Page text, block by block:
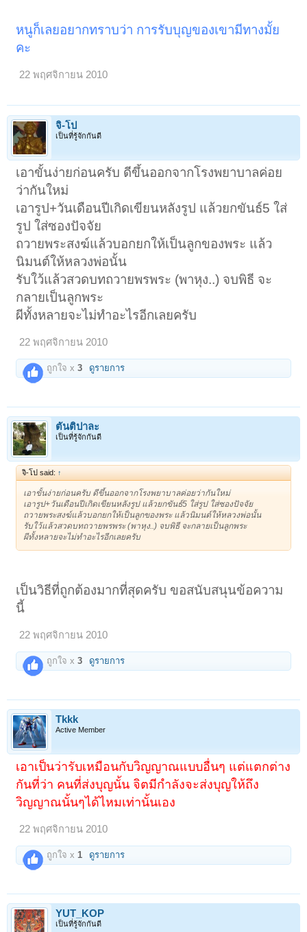
หนูก็เลยอยากทราบว่า การรับบุญของเขามีทางมั้ย
คะ
22 พฤศจิกายน 2010
จิ-โป
เป็นที่รู้จักกันดี
เอาขั้นง่ายก่อนครับ ดีขึ้นออกจากโรงพยาบาลค่อย
ว่ากันใหม่
เอารูป+วันเดือนปีเกิดเขียนหลังรูป แล้วยกขันธ์5 ใส่
รูป ใส่ซองปัจจัย
ถวายพระสงฆ์แล้วบอกยกให้เป็นลูกของพระ แล้ว
นิมนต์ให้หลวงพ่อนั้น
รับใว้แล้วสวดบทถวายพรพระ (พาหุง..) จบพิธี จะ
กลายเป็นลูกพระ
ผีทั้งหลายจะไม่ทำอะไรอีกเลยครับ
22 พฤศจิกายน 2010
ถูกใจ x3 ดูรายการ
ตันติปาละ
เป็นที่รู้จักกันดี
จิ-โป said: ↑
เอาขั้นง่ายก่อนครับ ดีขึ้นออกจากโรงพยาบาลค่อยว่ากันใหม่
เอารูป+วันเดือนปีเกิดเขียนหลังรูป แล้วยกขันธ์5 ใส่รูป ใส่ซองปัจจัย
ถวายพระสงฆ์แล้วบอกยกให้เป็นลูกของพระ แล้วนิมนต์ให้หลวงพ่อนั้น
รับใว้แล้วสวดบทถวายพรพระ (พาหุง..) จบพิธี จะกลายเป็นลูกพระ
ผีทั้งหลายจะไม่ทำอะไรอีกเลยครับ
เป็นวิธีที่ถูกต้องมากที่สุดครับ ขอสนับสนุนข้อความ
นี้
22 พฤศจิกายน 2010
ถูกใจ x3 ดูรายการ
Tkkk
Active Member
เอาเป็นว่ารับเหมือนกับวิญญาณแบบอื่นๆ แต่แตกต่าง
กันที่ว่า คนที่ส่งบุญนั้น จิตมีกำลังจะส่งบุญให้ถึง
วิญญาณนั้นๆได้ไหมเท่านั้นเอง
22 พฤศจิกายน 2010
ถูกใจ x 1 ดูรายการ
YUT_KOP
เป็นที่รู้จักกันดี